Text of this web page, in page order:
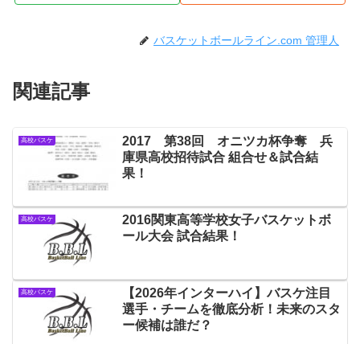
バスケットボールライン.com 管理人
関連記事
高校バスケ
2017 第38回 オニツカ杯争奪 兵
庫県高校招待試合 組合せ＆試合結
果！
高校バスケ
2016関東高等学校女子バスケットボ
ール大会 試合結果！
高校バスケ
【2026年インターハイ】バスケ注目
選手・チームを徹底分析！未来のスタ
ー候補は誰だ？